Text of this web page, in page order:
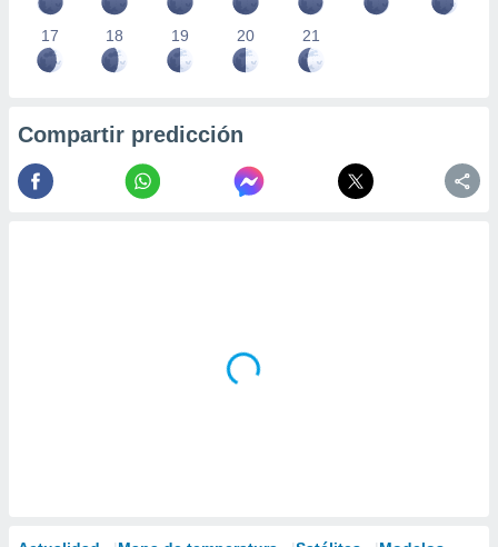
17 18 19 20 21
Compartir predicción